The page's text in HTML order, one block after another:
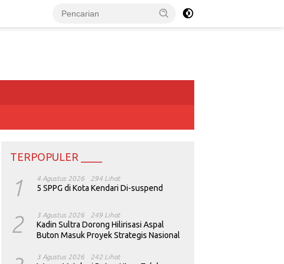
TERPOPULER ____
1 4 Agustus 2026 294 Lihat
5 SPPG di Kota Kendari Di-suspend
2 3 Agustus 2026 249 Lihat
Kadin Sultra Dorong Hilirisasi Aspal
Buton Masuk Proyek Strategis Nasional
3 Agustus 2026 242 Lihat